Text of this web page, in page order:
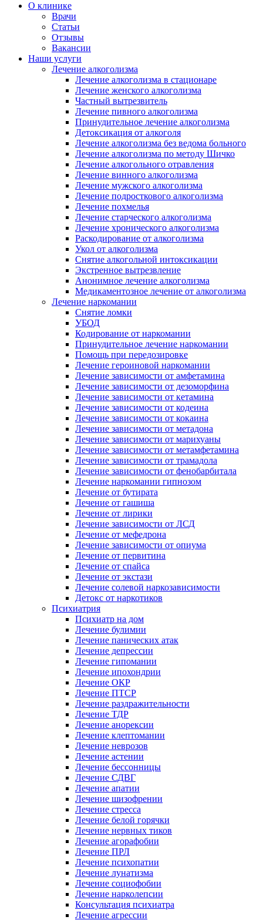
О клинике
Врачи
Статьи
Отзывы
Вакансии
Наши услуги
Лечение алкоголизма
Лечение алкоголизма в стационаре
Лечение женского алкоголизма
Частный вытрезвитель
Лечение пивного алкоголизма
Принудительное лечение алкоголизма
Детоксикация от алкоголя
Лечение алкоголизма без ведома больного
Лечение алкоголизма по методу Шичко
Лечение алкогольного отравления
Лечение винного алкоголизма
Лечение мужского алкоголизма
Лечение подросткового алкоголизма
Лечение похмелья
Лечение старческого алкоголизма
Лечение хронического алкоголизма
Раскодирование от алкоголизма
Укол от алкоголизма
Снятие алкогольной интоксикации
Экстренное вытрезвление
Анонимное лечение алкоголизма
Медикаментозное лечение от алкоголизма
Лечение наркомании
Снятие ломки
УБОД
Кодирование от наркомании
Принудительное лечение наркомании
Помощь при передозировке
Лечение героиновой наркомании
Лечение зависимости от амфетамина
Лечение зависимости от дезоморфина
Лечение зависимости от кетамина
Лечение зависимости от кодеина
Лечение зависимости от кокаина
Лечение зависимости от метадона
Лечение зависимости от марихуаны
Лечение зависимости от метамфетамина
Лечение зависимости от трамадола
Лечение зависимости от фенобарбитала
Лечение наркомании гипнозом
Лечение от бутирата
Лечение от гашиша
Лечение от лирики
Лечение зависимости от ЛСД
Лечение от мефедрона
Лечение зависимости от опиума
Лечение от первитина
Лечение от спайса
Лечение от экстази
Лечение солевой наркозависимости
Детокс от наркотиков
Психиатрия
Психиатр на дом
Лечение булимии
Лечение панических атак
Лечение депрессии
Лечение гипомании
Лечение ипохондрии
Лечение ОКР
Лечение ПТСР
Лечение раздражительности
Лечение ТДР
Лечение анорексии
Лечение клептомании
Лечение неврозов
Лечение астении
Лечение бессонницы
Лечение СДВГ
Лечение апатии
Лечение шизофрении
Лечение стресса
Лечение белой горячки
Лечение нервных тиков
Лечение агорафобии
Лечение ПРЛ
Лечение психопатии
Лечение лунатизма
Лечение социофобии
Лечение нарколепсии
Консультация психиатра
Лечение агрессии